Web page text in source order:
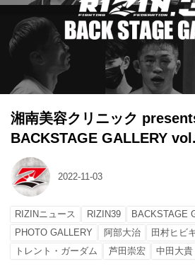
湘南美容クリニック
BACKSTAGE GALLERY
2022-11-03
RIZINニュース RIZIN39
BACKSTAGE
PHOTO GALLERY
阿部大治 田村ヒビ
トレント・ガーダム
芦田崇宏 中田大貴